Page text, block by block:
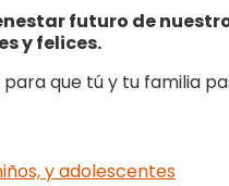
futuro de
y felices.
que tú y tu familia
y adolescentes